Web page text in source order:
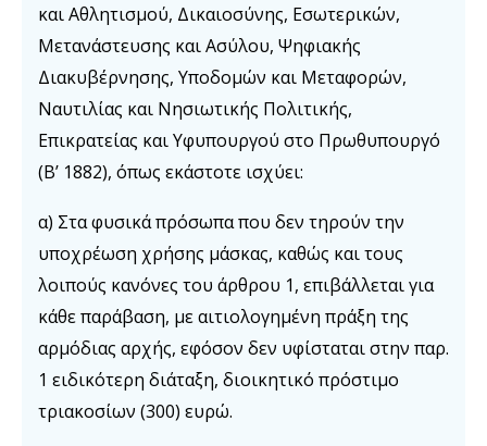
και Αθλητισμού, Δικαιοσύνης, Εσωτερικών,
Μετανάστευσης και Ασύλου, Ψηφιακής
Διακυβέρνησης, Υποδομών και Μεταφορών,
Ναυτιλίας και Νησιωτικής Πολιτικής,
Επικρατείας και Υφυπουργού στο Πρωθυπουργό
(Β’ 1882), όπως εκάστοτε ισχύει:
α) Στα φυσικά πρόσωπα που δεν τηρούν την
υποχρέωση χρήσης μάσκας, καθώς και τους
λοιπούς κανόνες του άρθρου 1, επιβάλλεται για
κάθε παράβαση, με αιτιολογημένη πράξη της
αρμόδιας αρχής, εφόσον δεν υφίσταται στην παρ.
1 ειδικότερη διάταξη, διοικητικό πρόστιμο
τριακοσίων (300) ευρώ.